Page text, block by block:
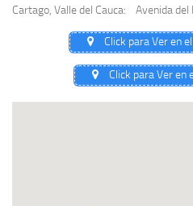
Cartago, Valle del Cauca: Avenida del
Click para Ver en
Click para Ver en